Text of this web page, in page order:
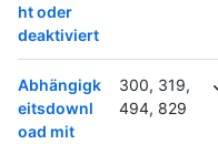
ht oder
deaktiviert
Abhängigk
eitsdownl
oad mit
300, 319,
494, 829